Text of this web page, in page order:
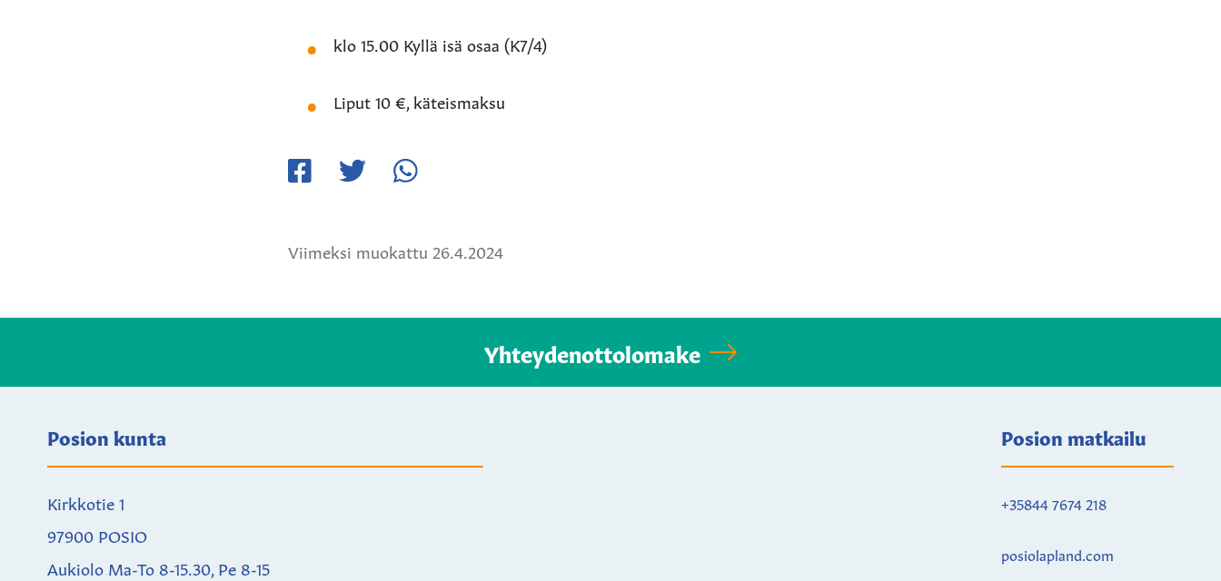
klo 15.00 Kyllä isä osaa (K7/4)
Liput 10 €, käteismaksu
Viimeksi muokattu 26.4.2024
Yhteydenottolomake
Posion kunta
Kirkkotie 1
97900 POSIO
Aukiolo Ma-To 8-15.30, Pe 8-15
Posion matkailu
+35844 7674 218
posiolapland.com